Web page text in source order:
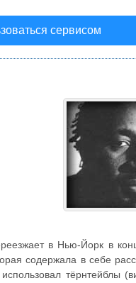
сервисом
в Нью-Йорк в
содержала в себе
тёрнтейблы